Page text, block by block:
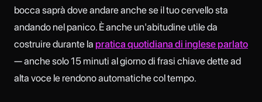
bocca saprà dove andare anche se il tuo cervello sta
andando nel panico. È anche un'abitudine utile da
costruire durante la pratica quotidiana di inglese parlato
— anche solo 15 minuti al giorno di frasi chiave dette ad
alta voce le rendono automatiche col tempo.